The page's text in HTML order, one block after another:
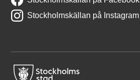
Stockholmskällan på Instagram